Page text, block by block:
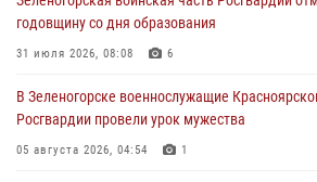
В Красноярске сотрудники Росгвардии
в серии краж из супермаркета
04 августа 2026, 06:50
Военнослужащие Красноярского соединения
познакомили отдыхающих детей с
03 августа 2026, 13:12 2
годовщину со дня образования
31 июля 2026, 08:08 6
В Зеленогорске военнослужащие
Росгвардии провели урок мужества
05 августа 2026, 04:54 1